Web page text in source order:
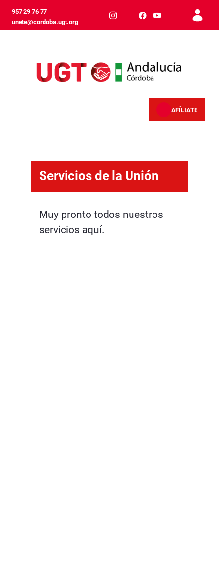
跳转到主内容
957 29 76 77
unete@cordoba.ugt.org
AFÍLIATE
Servicios de la Unión
Muy pronto todos nuestros
servicios aquí.